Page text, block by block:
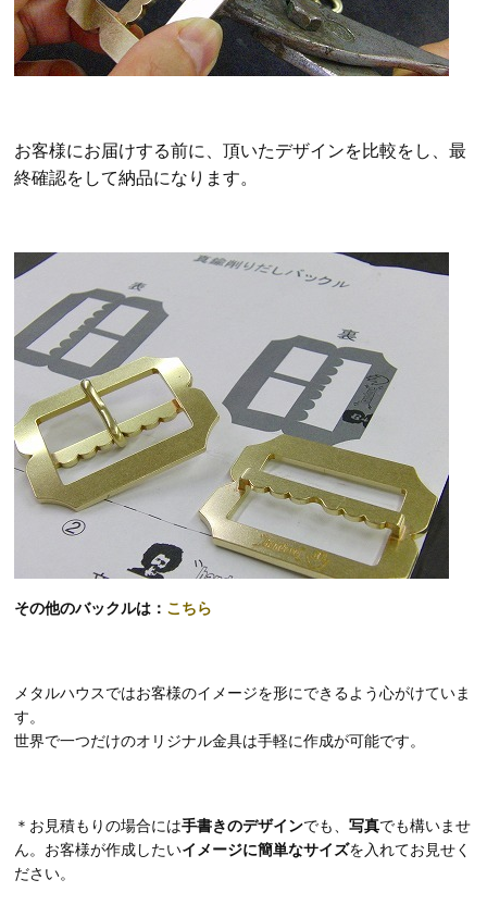
お客様にお届けする前に、頂いたデザインを比較をし、最
終確認をして納品になります。
その他のバックルは： こちら
メタルハウスではお客様のイメージを形にできるよう心がけていま
す。
世界で一つだけのオリジナル金具は手軽に作成が可能です。
＊お見積もりの場合には手書きのデザインでも、写真でも構いませ
ん。お客様が作成したいイメージに簡単なサイズを入れてお見せく
ださい。